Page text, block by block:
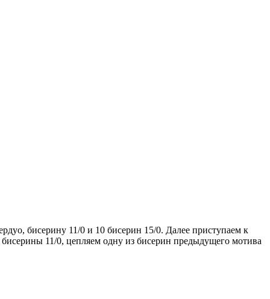
бисерину 11/0 и 10 бисерин 15/0. Далее приступаем к
11/0, цепляем одну из бисерин предыдущего мотива